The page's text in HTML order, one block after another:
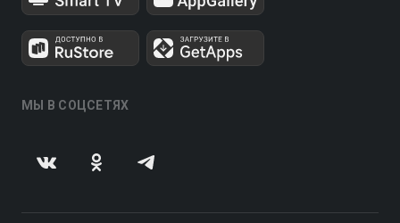
МЫ В СОЦСЕТЯХ